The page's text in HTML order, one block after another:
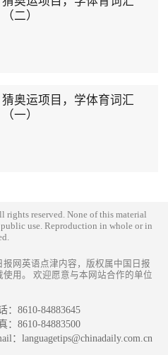
（二）
猜奥运项目，学体育词汇
（一）
reserved. None of this material
use. Reproduction in whole or in
网英语点津内容，版权属中国日报
用。 欢迎愿意与本网站合作的单位
： 8610-84883645
： 8610-84883500
： languagetips@chinadaily.com.cn